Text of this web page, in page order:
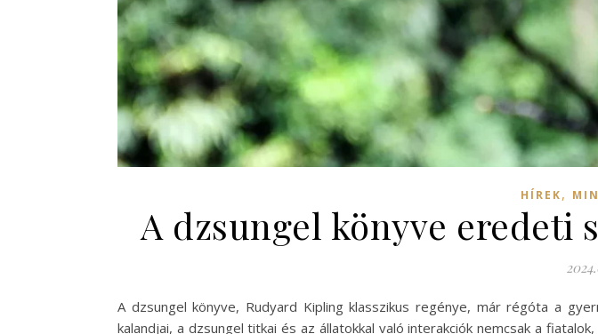
HÍREK,
A dzsungel könyve eredeti
A dzsungel könyve, Rudyard Kipling klasszikus regénye, már régóta a
kalandjai, a dzsungel titkai és az állatokkal való interakciók nemcsak a